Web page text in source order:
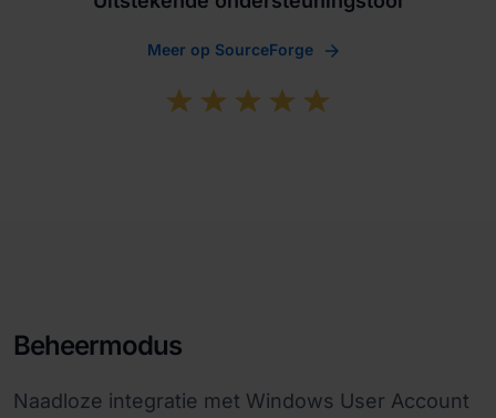
Meer op SourceForge
Beheermodus
Naadloze integratie met Windows User Account